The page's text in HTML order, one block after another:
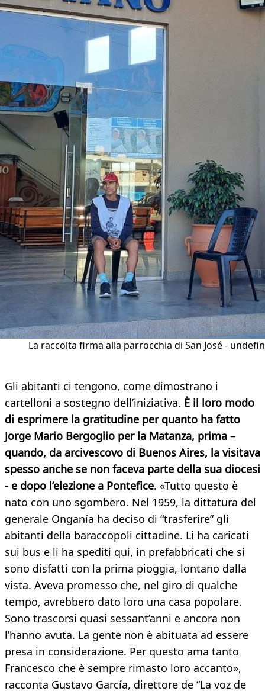
La raccolta firma alla parrocchia di San José -
Gli abitanti ci tengono, come dimostrano i
cartelloni a sostegno dell’iniziativa. È il loro modo
di esprimere la gratitudine per quanto ha fatto
Jorge Mario Bergoglio per la Matanza, prima –
quando, da arcivescovo di Buenos Aires, la visitava
spesso anche se non faceva parte della sua diocesi
- e dopo l’elezione a Pontefice. «Tutto questo è
nato con uno sgombero. Nel 1959, la dittatura del
generale Onganía ha deciso di “trasferire” gli
abitanti della baraccopoli cittadine. Li ha caricati
sui bus e li ha spediti qui, in prefabbricati che si
sono disfatti con la prima pioggia, lontano dalla
vista. Aveva promesso che, nel giro di qualche
tempo, avrebbero dato loro una casa popolare.
Sono trascorsi quasi sessant’anni e ancora non
l’hanno avuta. La gente non è abituata ad essere
presa in considerazione. Per questo ama tanto
Francesco che è sempre rimasto loro accanto»,
racconta Gustavo García, direttore de “La voz de